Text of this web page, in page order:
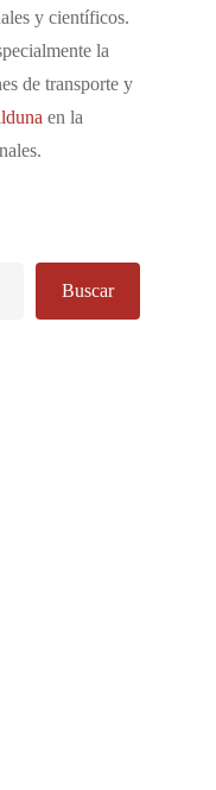
y científicos.
la
de transporte y
en la
Buscar